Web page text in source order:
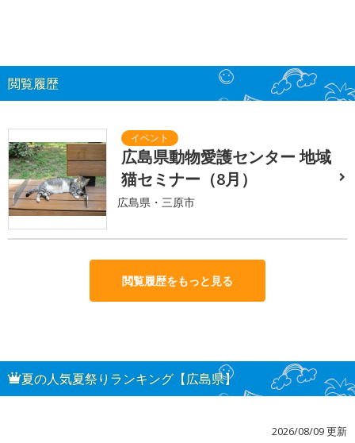
閲覧履歴
広島県動物愛護センター 地域
猫セミナー（8月）
広島県・三原市
閲覧履歴をもっと見る
夏の人気夏祭りランキング【広島県】
2026/08/09 更新